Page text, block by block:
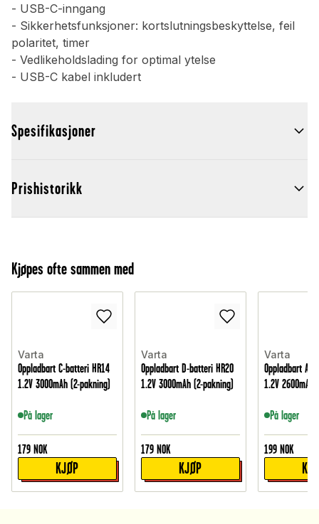
- USB-C-inngang
- Sikkerhetsfunksjoner: kortslutningsbeskyttelse, feil
polaritet, timer
- Vedlikeholdslading for optimal ytelse
- USB-C kabel inkludert
Spesifikasjoner
Prishistorikk
Kjøpes ofte sammen med
Varta
Oppladbart C-batteri HR14
1.2V 3000mAh (2-pakning)
På lager
179 NOK
KJØP
Varta
Oppladbart D-batteri HR20
1.2V 3000mAh (2-pakning)
På lager
179 NOK
KJØP
Varta
Oppladbart
1.2V 2600mAh
På lager
199 NOK